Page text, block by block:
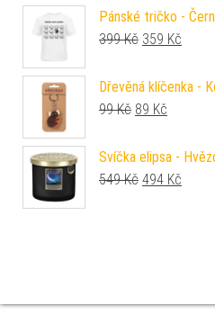
Pánské tričko -
399Kč Původní
359 Kč
Dřevěná klíčenka -
99Kč Původní cena
89 Kč
Svíčka elipsa -
549Kč Původní
494 Kč